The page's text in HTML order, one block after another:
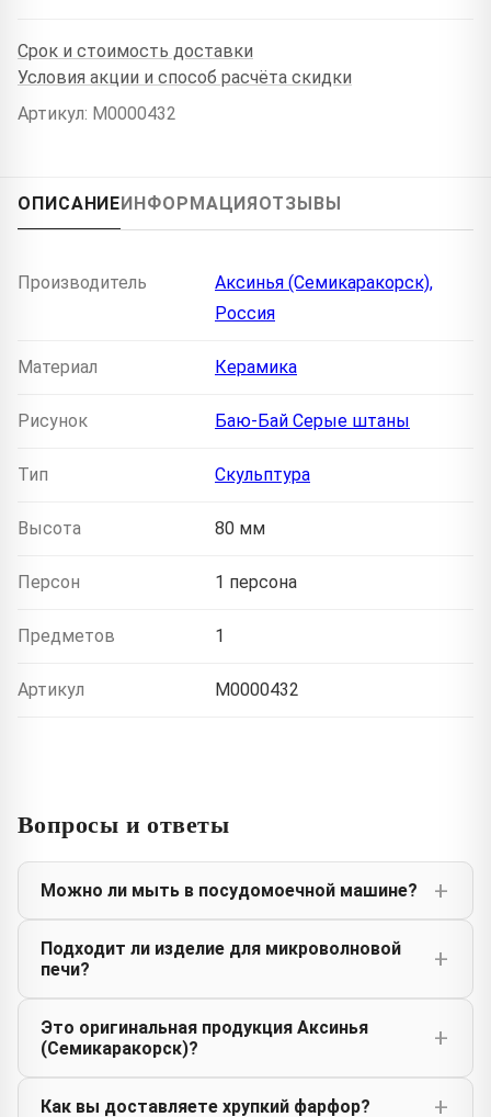
Срок и стоимость доставки
Условия акции и способ расчёта скидки
Артикул: M0000432
ОПИСАНИЕИНФОРМАЦИЯОТЗЫВЫ
Производитель
Аксинья (Семикаракорск),
Россия
Материал Керамика
Рисунок Баю-Бай Серые штаны
Тип Скульптура
Высота 80 мм
Персон 1 персона
Предметов 1
Артикул M0000432
Вопросы и ответы
Можно ли мыть в посудомоечной машине?
Подходит ли изделие для микроволновой
печи?
Это оригинальная продукция Аксинья
(Семикаракорск)?
Как вы доставляете хрупкий фарфор?